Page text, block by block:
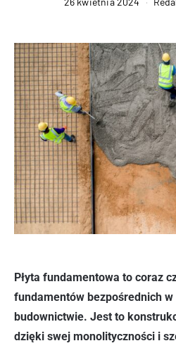
Płyta fundamentowa to coraz
fundamentów bezpośrednich w
budownictwie. Jest to
dzięki swej monolityczności i